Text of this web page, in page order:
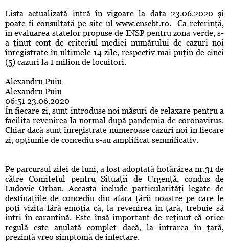
Lista actualizată intră în vigoare la data 23.06.2020 şi
poate fi consultată pe site-ul www.cnscbt.ro. Ca referinţă,
în evaluarea statelor propuse de INSP pentru zona verde, s-
a ţinut cont de criteriul mediei numărului de cazuri noi
înregistrate în ultimele 14 zile, respectiv mai puţin de cinci
(5) cazuri la 1 milion de locuitori.
Alexandru Puiu
Alexandru Puiu
06:51 23.06.2020
În fiecare zi, sunt introduse noi măsuri de relaxare pentru a
facilita revenirea la normal după pandemia de coronavirus.
Chiar dacă sunt înregistrate numeroase cazuri noi în fiecare
zi, opţiunile de concediu s-au amplificat semnificativ.
Pe parcursul zilei de luni, a fost adoptată hotărârea nr.31 de
către Comitetul pentru Situaţii de Urgenţă, condus de
Ludovic Orban. Aceasta include particularităţi legate de
destinaţiile de concediu din afara ţării noastre pe care le
poţi vizita fără emoţia că, la revenirea în ţară, trebuie să
intri în carantină. Este însă important de reţinut că orice
regulă este anulată complet dacă, la intrarea în ţară,
prezintă vreo simptomă de infectare.